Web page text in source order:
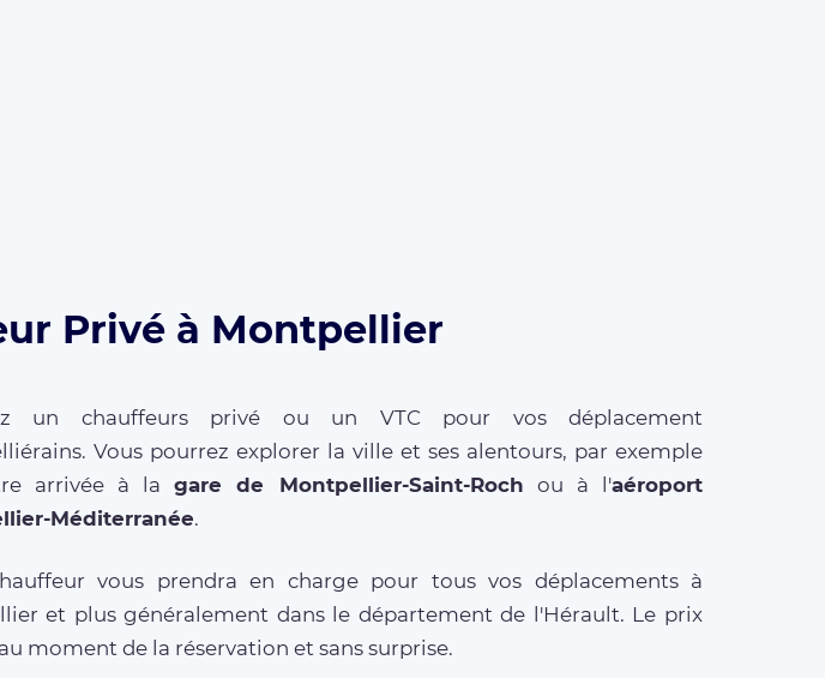
Privé à Montpellier
un chauffeurs privé ou un VTC pour vos déplacement
Vous pourrez explorer la ville et ses alentours, par exemple
arrivée à lagare de Montpellier-Saint-Roch ou à l'aéroport
Méditerranée.
vous prendra en charge pour tous vos déplacements à
et plus généralement dans le département de l'Hérault. Le prix
moment de la réservation et sans surprise.